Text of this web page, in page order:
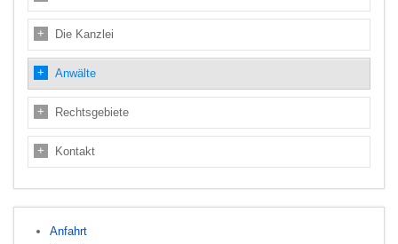
Die Kanzlei
Anwälte
Rechtsgebiete
Kontakt
Anfahrt